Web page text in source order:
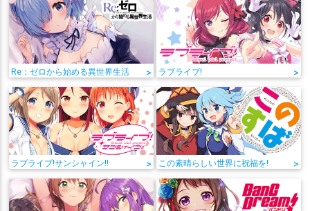
Re：ゼロから始める異世界生活 > ラブライブ! >
ラブライブ!サンシャイン!! > この素晴らしい世界に祝福を! >